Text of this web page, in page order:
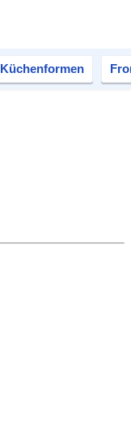
Küchenformen